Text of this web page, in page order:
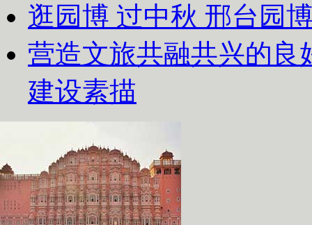
逛园博 过中秋 邢台园
营造文旅共融共兴的良
建设素描